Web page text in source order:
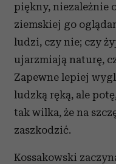
piękny, niezależnie
ziemskiej go
ludzi, czy nie; czy
ujarzmiają naturę,
Zapewne lepiej
ludzką ręką, ale
tak wilka, że na
zaszkodzić.
Kossakowski